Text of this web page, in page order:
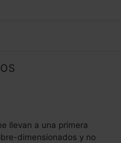
llevan a una primera
dimensionados y no